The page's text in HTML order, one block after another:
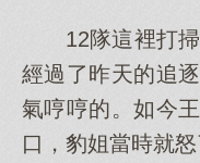
12隊這裡打
經過了昨天的追
氣哼哼的。如今
口，豹姐當時就怒